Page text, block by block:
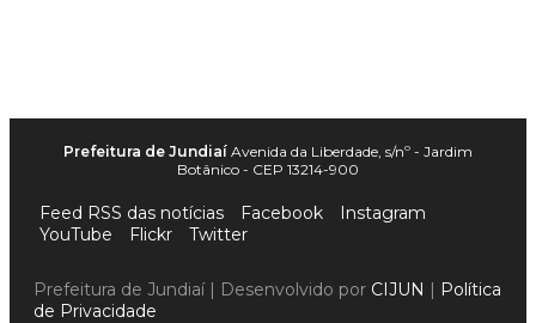
Prefeitura de Jundiaí Avenida da Liberdade, s/nº - Jardim
Botânico - CEP 13214-900
Feed RSS das notícias Facebook
Instagram
YouTube
Flickr Twitter
Prefeitura de Jundiaí | Desenvolvido por CIJUN | Política
de Privacidade